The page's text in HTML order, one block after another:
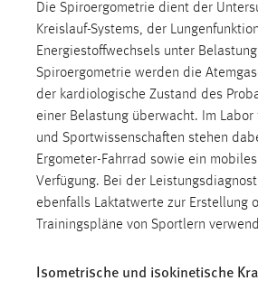
Die Spiroergometrie dient der
Kreislauf-Systems, der
Energiestoffwechsels unter
Spiroergometrie werden die
der kardiologische Zustand des
einer Belastung überwacht. Im Labor
und Sportwissenschaften stehen
Ergometer-Fahrrad sowie ein mobiles
Verfügung. Bei der
ebenfalls Laktatwerte zur Erstellung
Trainingspläne von Sportlern
Isometrische und isokinetische